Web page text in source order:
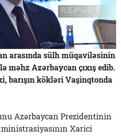
arasında sülh müqaviləsinin
məhz Azərbaycan çıxış edib.
barışın kökləri Vaşinqtonda
Azərbaycan Prezidentinin
Xarici